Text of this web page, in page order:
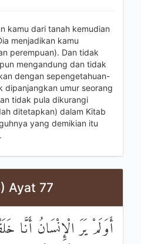
kamu dari tanah kemudian
menjadikan kamu
perempuan). Dan tidak
mengandung dan tidak
dengan sepengetahuan-
dipanjangkan umur seorang
tidak pula dikurangi
ditetapkan) dalam Kitab
yang demikian itu
Ayat 77
أَوَلَمْ يَرَ الْإِنْسَانُ أَنَّا